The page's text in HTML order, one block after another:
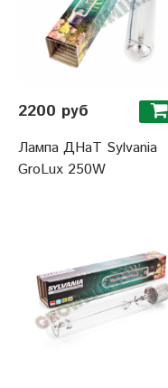
2200 руб
Лампа ДНаТ Sylvania
GroLux 250W